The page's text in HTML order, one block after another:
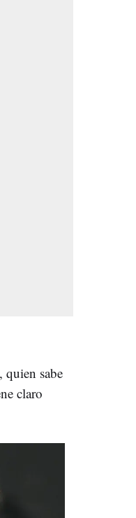
, quien sabe
claro